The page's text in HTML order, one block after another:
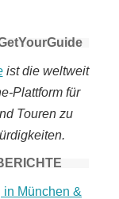
ist die weltweit
Plattform für
Touren zu
in München &